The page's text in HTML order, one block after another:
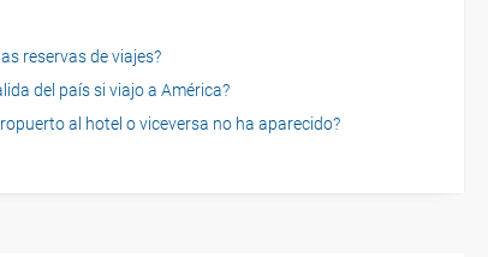
reservas de viajes?
del país si viajo a América?
al hotel o viceversa no ha aparecido?